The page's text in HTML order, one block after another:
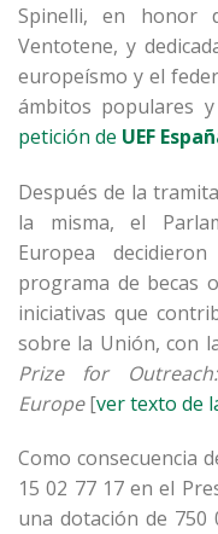
Spinelli, en honor
Ventotene, y
europeísmo y el
ámbitos populares y
petición de UEF
Después de la
la misma, el
Europea
programa de becas
iniciativas que
sobre la Unión, con
Prize for
Europe[ver texto de
Como consecuencia
15 02 77 17 en el
una dotación de